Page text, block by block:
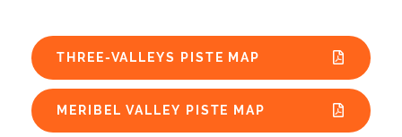
THREE-VALLEYS PISTE MAP
MERIBEL VALLEY PISTE MAP